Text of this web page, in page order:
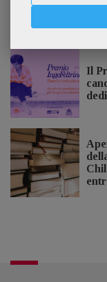
NOTIZIE
Il